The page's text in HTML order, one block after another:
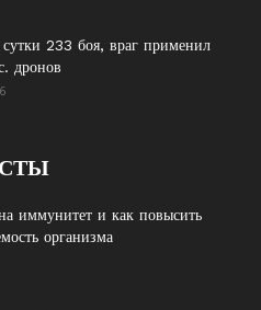
233 боя, враг применил
дронов
иммунитет и как повысить
организма